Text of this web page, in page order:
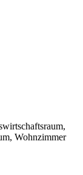
Wohnzimmer